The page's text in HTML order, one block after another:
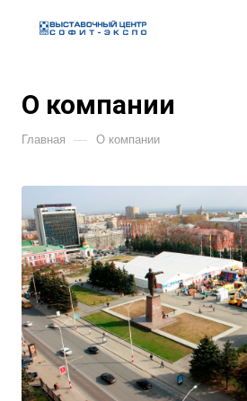
О компании
Главная — О компании